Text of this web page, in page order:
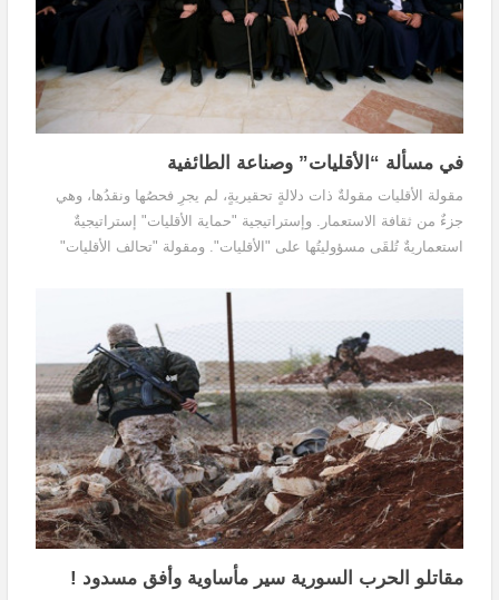
في مسألة “الأقليات” وصناعة الطائفية
مقولة الأقليات مقولةٌ ذات دلالةٍ تحقيريةٍ، لم يجرِ فحصُها ونقدُها، وهي
جزءٌ من ثقافة الاستعمار. وإستراتيجية "حماية الأقليات" إستراتيجيةٌ
استعماريةٌ تُلقَى مسؤوليتُها على "الأقليات". ومقولة "تحالف الأقليات"
عصبويٍّ، وتنطوي على أمرين: أولهما تخوين "الأقليات" أو تكفيرها،
والثاني تهديدها، مما يزيد من توجّس الجماعات غير العربية وغير السنّية،
ويضاعف مخاوفها.
مقاتلو الحرب السورية سير مأساوية وأفق مسدود !